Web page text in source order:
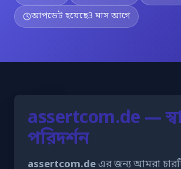
আপডেট হয়েছে3 মাস আগে
assertcom.de —
পরিদর্শন
assertcom.deএর জন্য আমরা